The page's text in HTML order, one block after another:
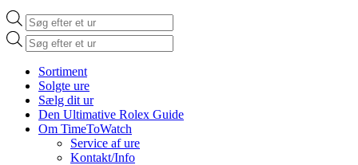
Products
search
Products
search
Sortiment
Solgte ure
Sælg dit ur
Den Ultimative Rolex Guide
Om TimeToWatch
Service af ure
Kontakt/Info